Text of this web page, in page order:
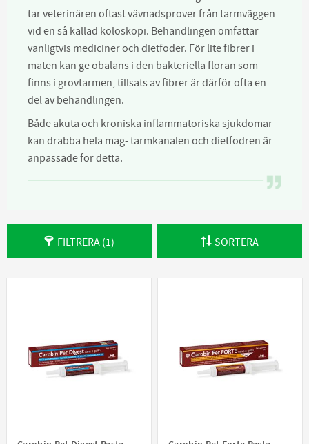
tar veterinären oftast vävnadsprover från tarmväggen
vid en så kallad koloskopi. Behandlingen omfattar
vanligtvis mediciner och dietfoder. För lite fibrer i
maten kan ge obalans i den bakteriella floran som
finns i grovtarmen, tillsats av fibrer är därför ofta en
del av behandlingen.
Både akuta och kroniska inflammatoriska sjukdomar
kan drabba hela mag- tarmkanalen och dietfodren är
anpassade för detta.
FILTRERA 1 SORTERA